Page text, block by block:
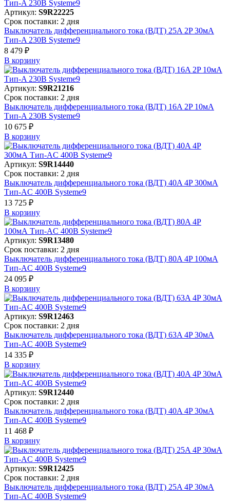
Артикул: S9R22225
Срок поставки: 2 дня
Выключатель дифференциального тока (ВДТ) 25A 2P 30мА
Тип-A 230В Systeme9
8 479 ₽
В корзинy
Артикул: S9R21216
Срок поставки: 2 дня
Выключатель дифференциального тока (ВДТ) 16A 2P 10мА
Тип-A 230В Systeme9
10 675 ₽
В корзинy
Артикул: S9R14440
Срок поставки: 2 дня
Выключатель дифференциального тока (ВДТ) 40A 4P 300мА
Тип-AC 400В Systeme9
13 725 ₽
В корзинy
Артикул: S9R13480
Срок поставки: 2 дня
Выключатель дифференциального тока (ВДТ) 80A 4P 100мА
Тип-AC 400В Systeme9
24 095 ₽
В корзинy
Артикул: S9R12463
Срок поставки: 2 дня
Выключатель дифференциального тока (ВДТ) 63A 4P 30мА
Тип-AC 400В Systeme9
14 335 ₽
В корзинy
Артикул: S9R12440
Срок поставки: 2 дня
Выключатель дифференциального тока (ВДТ) 40A 4P 30мА
Тип-AC 400В Systeme9
11 468 ₽
В корзинy
Артикул: S9R12425
Срок поставки: 2 дня
Выключатель дифференциального тока (ВДТ) 25A 4P 30мА
Тип-AC 400В Systeme9